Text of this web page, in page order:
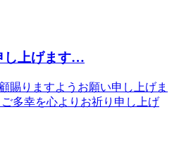
し上げます…
賜りますようお願い申し上げま
多幸を心よりお祈り申し上げ